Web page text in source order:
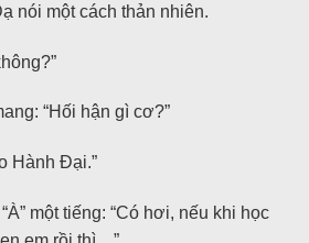
nói một cách thản nhiên.
“Hối hận gì cơ?”
Hành Đại.”
một tiếng: “Có hơi, nếu khi học